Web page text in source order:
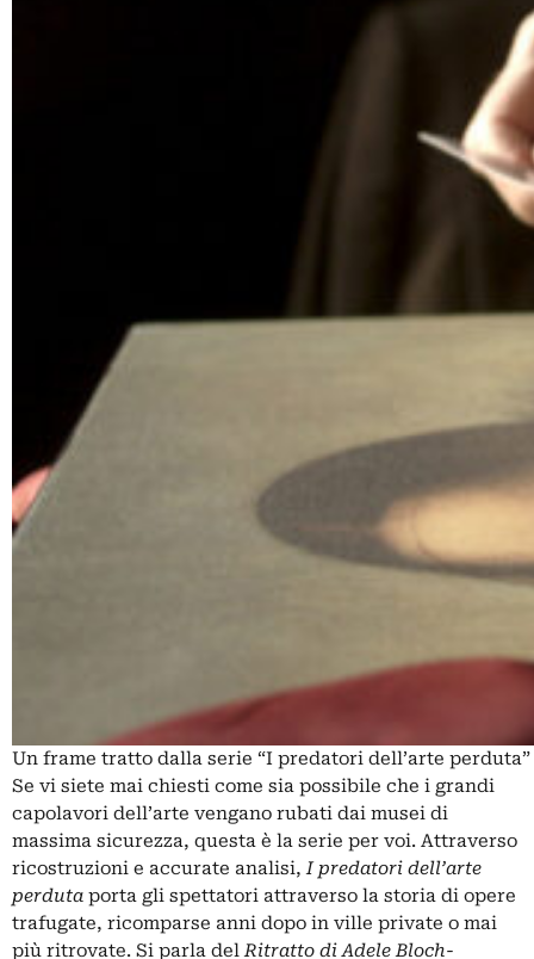
Un frame tratto dalla serie “I predatori dell’arte perduta”
Se vi siete mai chiesti come sia possibile che i grandi
capolavori dell’arte vengano rubati dai musei di
massima sicurezza, questa è la serie per voi. Attraverso
ricostruzioni e accurate analisi,I predatori dell’arte
perduta porta gli spettatori attraverso la storia di opere
trafugate, ricomparse anni dopo in ville private o mai
più ritrovate. Si parla delRitratto di Adele Bloch-